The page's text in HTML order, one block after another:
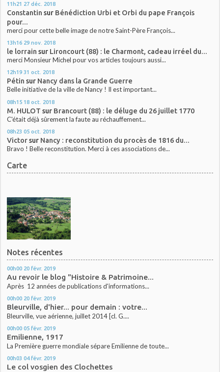
11h21 27 déc. 2018
Constantin sur Bénédiction Urbi et Orbi du pape François
pour...
merci pour cette belle image de notre Saint-Père François...
13h16 29 nov. 2018
le lorrain sur Lironcourt (88) : le Charmont, cadeau irréel du...
merci Monsieur Michel pour vos articles toujours aussi...
12h19 31 oct. 2018
Pétin sur Nancy dans la Grande Guerre
Belle initiative de la ville de Nancy ! Il est important...
08h15 18 oct. 2018
M. HULOT sur Brancourt (88) : le déluge du 26 juillet 1770
C'était déjà sûrement la faute au réchauffement...
08h23 05 oct. 2018
Victorsur Nancy : reconstitution du procès de 1816 du...
Bravo ! Belle reconstitution. Merci à ces associations de...
Carte
Notes récentes
00h00 20 févr. 2019
Au revoir le blog "Histoire & Patrimoine...
Après 12 années de publications d'informations...
00h00 20 févr. 2019
Bleurville, d'hier... pour demain : votre...
Bleurville, vue aérienne, juillet 2014 [cl. G....
00h00 05 févr. 2019
Emilienne, 1917
La Première guerre mondiale sépare Emilienne de toute...
00h03 04 févr. 2019
Le col vosgien des Clochettes